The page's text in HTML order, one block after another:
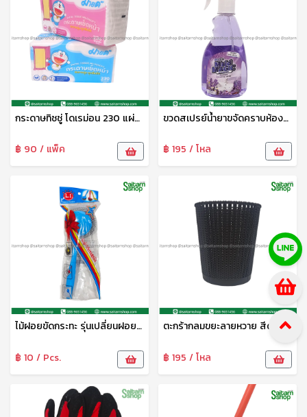
กระดาษทิชชู่ โดเรม่อน 230 แผ่น ซอฟท์แพ็ค มายด์
฿ 90 / แพ็ค
ขวดสเปรย์น้ำยาขจัดคราบห้องน้ำ 480มล. เมดเมจิก
฿ 195 / โหล
ไม้ฝอยขัดกระทะ รุ่นเปลี่ยนฝอยได้ L.I.
฿ 10 / Pcs.
ตะกร้ากลมขยะลายหวาย สีดำ S-0032B SIP
฿ 195 / โหล